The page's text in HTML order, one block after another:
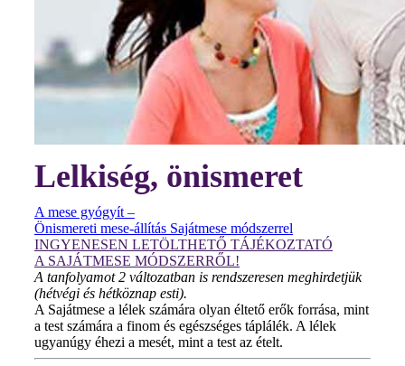
Lelkiség, önismeret
A mese gyógyít –
Önismereti mese-állítás Sajátmese módszerrel
INGYENESEN LETÖLTHETŐ TÁJÉKOZTATÓ
A SAJÁTMESE MÓDSZERRŐL!
A tanfolyamot 2 változatban is rendszeresen meghirdetjük
(hétvégi és hétköznap esti).
A Sajátmese a lélek számára olyan éltető erők forrása, mint
a test számára a finom és egészséges táplálék. A lélek
ugyanúgy éhezi a mesét, mint a test az ételt.